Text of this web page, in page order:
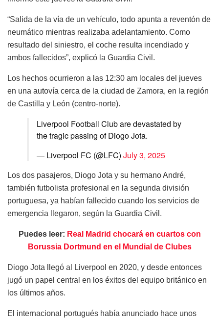
“Salida de la vía de un vehículo, todo apunta a reventón de
neumático mientras realizaba adelantamiento. Como
resultado del siniestro, el coche resulta incendiado y
ambos fallecidos”, explicó la Guardia Civil.
Los hechos ocurrieron a las 12:30 am locales del jueves
en una autovía cerca de la ciudad de Zamora, en la región
de Castilla y León (centro-norte).
Liverpool Football Club are devastated by
the tragic passing of Diogo Jota.
— Liverpool FC (@LFC) July 3, 2025
Los dos pasajeros, Diogo Jota y su hermano André,
también futbolista profesional en la segunda división
portuguesa, ya habían fallecido cuando los servicios de
emergencia llegaron, según la Guardia Civil.
Puedes leer: Real Madrid chocará en cuartos con
Borussia Dortmund en el Mundial de Clubes
Diogo Jota llegó al Liverpool en 2020, y desde entonces
jugó un papel central en los éxitos del equipo británico en
los últimos años.
El internacional portugués había anunciado hace unos